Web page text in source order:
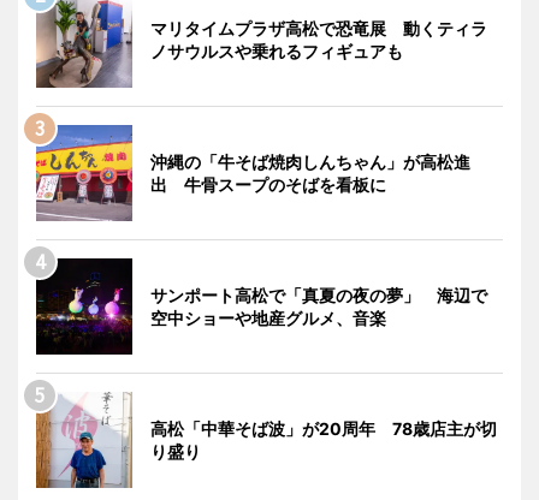
マリタイムプラザ高松で恐竜展 動くティラ
ノサウルスや乗れるフィギュアも
沖縄の「牛そば焼肉しんちゃん」が高松進
出 牛骨スープのそばを看板に
サンポート高松で「真夏の夜の夢」 海辺で
空中ショーや地産グルメ、音楽
高松「中華そば波」が20周年 78歳店主が切
り盛り